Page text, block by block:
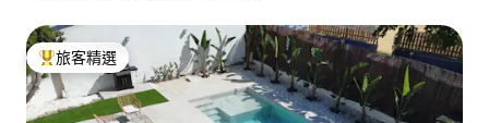
旅客精選榜首
旅客精選